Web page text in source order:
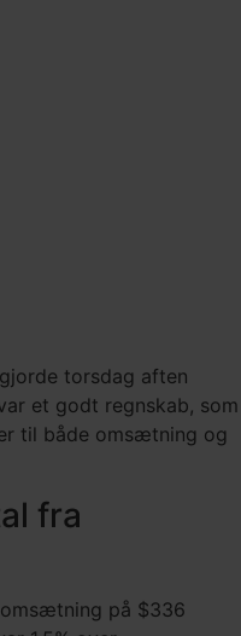
torsdag aften
et godt regnskab, som
til både omsætning og
fra
på $336